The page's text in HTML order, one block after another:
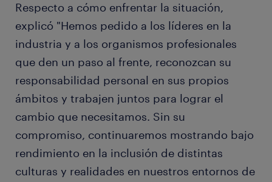
Respecto a cómo enfrentar la situación,
explicó "Hemos pedido a los líderes en la
industria y a los organismos profesionales
que den un paso al frente, reconozcan su
responsabilidad personal en sus propios
ámbitos y trabajen juntos para lograr el
cambio que necesitamos. Sin su
compromiso, continuaremos mostrando bajo
rendimiento en la inclusión de distintas
culturas y realidades en nuestros entornos de